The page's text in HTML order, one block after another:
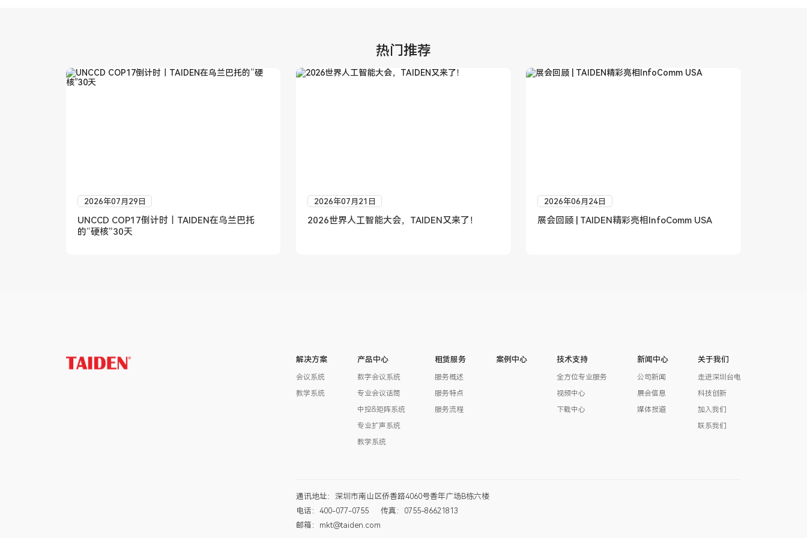
热门推荐
2026年07月29日
UNCCD COP17倒计时｜TAIDEN在乌兰巴托
的“硬核”30天
2026年07月21日
2026世界人工智能大会，TAIDEN又来了！
2026年06月24日
展会回顾 | TAIDEN精彩亮相InfoComm USA
解决方案
会议系统
教学系统
产品中心
数字会议系统
专业会议话筒
中控&矩阵系统
专业扩声系统
教学系统
租赁服务
服务概述
服务特点
服务流程
案例中心 技术支持
全方位专业服务
视频中心
下载中心
新闻中心
公司新闻
展会信息
媒体报道
关于我们
走进深圳台电
科技创新
加入我们
联系我们
通讯地址：深圳市南山区侨香路4060号香年广场B栋六楼
电话：400-077-0755
传真：0755-86621813
邮箱：mkt@taiden.com